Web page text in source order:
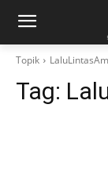
Topik
Tag: